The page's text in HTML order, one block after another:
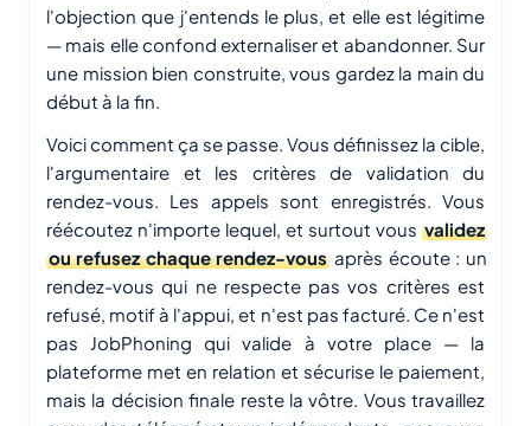
l'objection que j'entends le plus, et elle est légitime
— mais elle confond externaliser et abandonner. Sur
une mission bien construite, vous gardez la main du
début à la fin.
Voici comment ça se passe. Vous définissez la cible,
l'argumentaire et les critères de validation du
rendez-vous. Les appels sont enregistrés. Vous
réécoutez n'importe lequel, et surtout vousvalidez
ou refusez chaque rendez-vousaprès écoute : un
rendez-vous qui ne respecte pas vos critères est
refusé, motif à l'appui, et n'est pas facturé. Ce n'est
pas JobPhoning qui valide à votre place — la
plateforme met en relation et sécurise le paiement,
mais la décision finale reste la vôtre. Vous travaillez